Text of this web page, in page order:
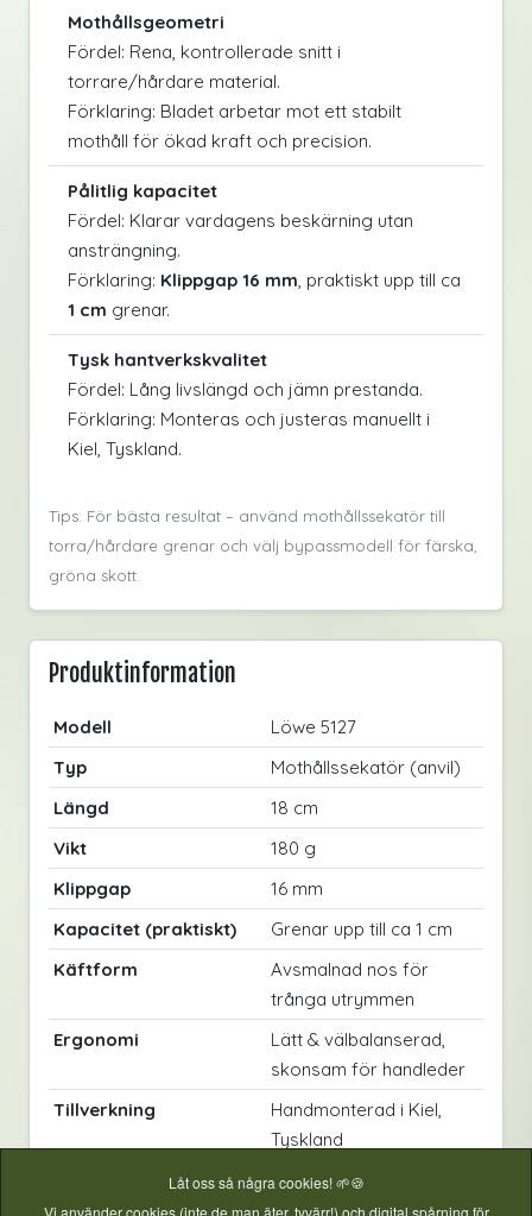
Mothållsgeometri
Fördel: Rena, kontrollerade snitt i
torrare/hårdare material.
Förklaring: Bladet arbetar mot ett stabilt
mothåll för ökad kraft och precision.
Pålitlig kapacitet
Fördel: Klarar vardagens beskärning utan
ansträngning.
Förklaring: Klippgap 16 mm, praktiskt upp till ca
1 cm grenar.
Tysk hantverkskvalitet
Fördel: Lång livslängd och jämn prestanda.
Förklaring: Monteras och justeras manuellt i
Kiel, Tyskland.
Tips: För bästa resultat – använd mothållssekatör till
torra/hårdare grenar och välj bypassmodell för färska,
gröna skott.
Produktinformation
Modell
Löwe 5127
Typ
Mothållssekatör (anvil)
Längd
18 cm
Vikt
180 g
Klippgap
16 mm
Kapacitet (praktiskt)
Grenar upp till ca 1 cm
Käftform
Avsmalnad nos för
trånga utrymmen
Ergonomi
Lätt & välbalanserad,
skonsam för handleder
Tillverkning
Handmonterad i Kiel,
Tyskland
Kompatibel med
reservskär 5021/B
Låt oss så några cookies! 🌱🍪
Vi använder cookies (inte de man äter, tyvärr!) och digital spårning för